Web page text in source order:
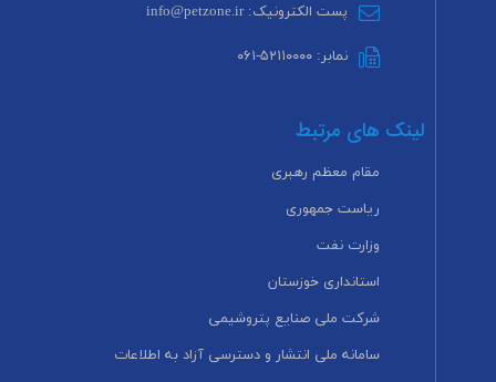
پست الکترونیک: info@petzone.ir
نمابر: ۵۲۱۱۰۰۰۰-۰۶۱
لینک های مرتبط
مقام معظم رهبری
ریاست جمهوری
وزارت نفت
استانداری خوزستان
شرکت ملی صنایع پتروشیمی
سامانه ملی انتشار و دسترسی آزاد به اطلاعات